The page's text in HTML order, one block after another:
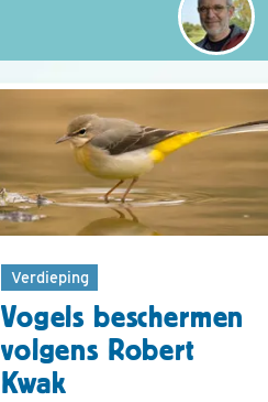
Verdieping
Vogels beschermen
volgens Robert
Kwak